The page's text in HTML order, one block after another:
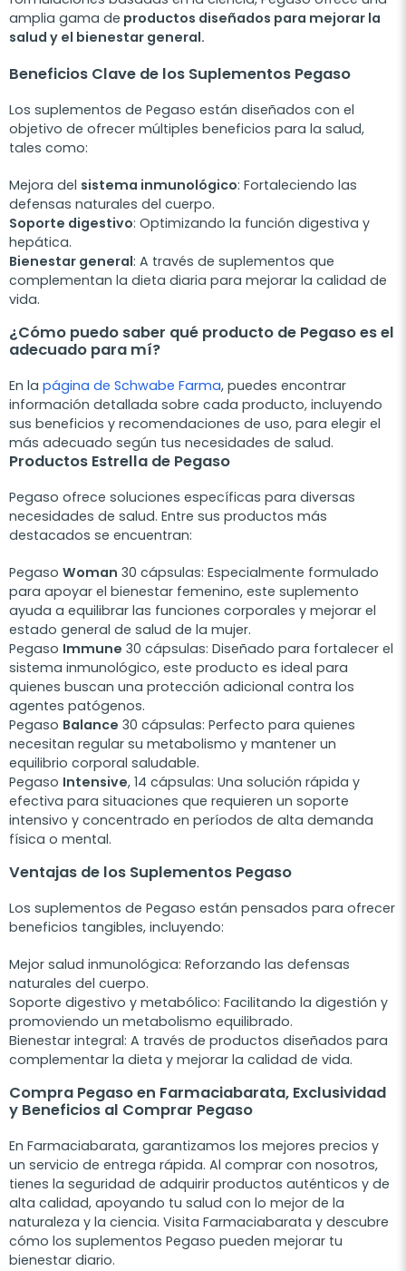
amplia gama de productos diseñados para mejorar la
salud y el bienestar general.
Beneficios Clave de los Suplementos Pegaso
Los suplementos de Pegaso están diseñados con el
objetivo de ofrecer múltiples beneficios para la salud,
tales como:
Mejora del sistema inmunológico: Fortaleciendo las
defensas naturales del cuerpo.
Soporte digestivo: Optimizando la función digestiva y
hepática.
Bienestar general: A través de suplementos que
complementan la dieta diaria para mejorar la calidad de
vida.
¿Cómo puedo saber qué producto de Pegaso es el
adecuado para mí?
En la página de Schwabe Farma, puedes encontrar
información detallada sobre cada producto, incluyendo
sus beneficios y recomendaciones de uso, para elegir el
más adecuado según tus necesidades de salud.
Productos Estrella de Pegaso
Pegaso ofrece soluciones específicas para diversas
necesidades de salud. Entre sus productos más
destacados se encuentran:
Pegaso Woman 30 cápsulas: Especialmente formulado
para apoyar el bienestar femenino, este suplemento
ayuda a equilibrar las funciones corporales y mejorar el
estado general de salud de la mujer.
Pegaso Immune 30 cápsulas: Diseñado para fortalecer el
sistema inmunológico, este producto es ideal para
quienes buscan una protección adicional contra los
agentes patógenos.
Pegaso Balance 30 cápsulas: Perfecto para quienes
necesitan regular su metabolismo y mantener un
equilibrio corporal saludable.
Pegaso Intensive, 14 cápsulas: Una solución rápida y
efectiva para situaciones que requieren un soporte
intensivo y concentrado en períodos de alta demanda
física o mental.
Ventajas de los Suplementos Pegaso
Los suplementos de Pegaso están pensados para ofrecer
beneficios tangibles, incluyendo:
Mejor salud inmunológica: Reforzando las defensas
naturales del cuerpo.
Soporte digestivo y metabólico: Facilitando la digestión y
promoviendo un metabolismo equilibrado.
Bienestar integral: A través de productos diseñados para
complementar la dieta y mejorar la calidad de vida.
Compra Pegaso en Farmaciabarata, Exclusividad
y Beneficios al Comprar Pegaso
En Farmaciabarata, garantizamos los mejores precios y
un servicio de entrega rápida. Al comprar con nosotros,
tienes la seguridad de adquirir productos auténticos y de
alta calidad, apoyando tu salud con lo mejor de la
naturaleza y la ciencia. Visita Farmaciabarata y descubre
cómo los suplementos Pegaso pueden mejorar tu
bienestar diario.